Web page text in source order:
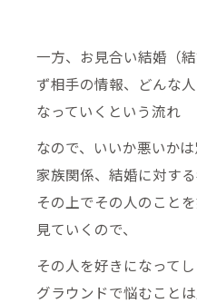
一方、お見合い結婚（
ず相手の情報、どんな
なっていくという流れ
なので、いいか悪いか
家族関係、結婚に対す
その上でその人のこと
見ていくので、
その人を好きになって
グラウンドで悩むこと